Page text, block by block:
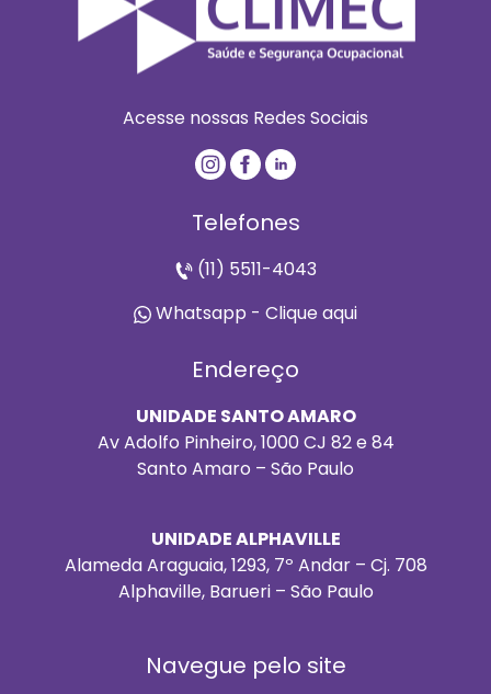
Acesse nossas Redes Sociais
Telefones
(11) 5511-4043
Whatsapp - Clique aqui
Endereço
UNIDADE SANTO AMARO
Av Adolfo Pinheiro, 1000 CJ 82 e 84
Santo Amaro – São Paulo
UNIDADE ALPHAVILLE
Alameda Araguaia, 1293, 7º Andar – Cj. 708
Alphaville, Barueri – São Paulo
Navegue pelo site